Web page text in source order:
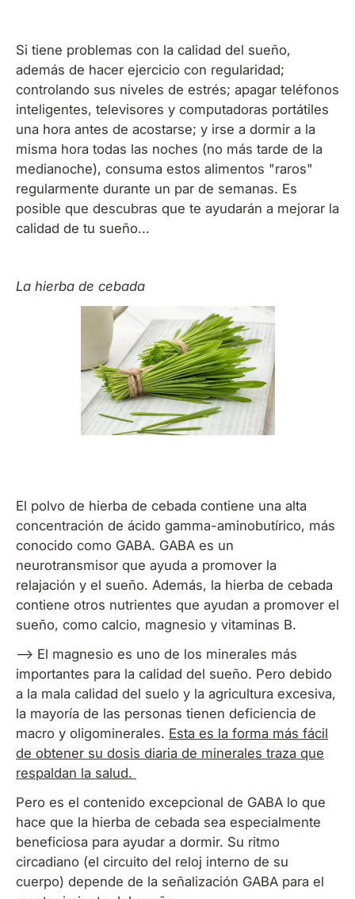
Si tiene problemas con la calidad del sueño,
además de hacer ejercicio con regularidad;
controlando sus niveles de estrés; apagar teléfonos
inteligentes, televisores y computadoras portátiles
una hora antes de acostarse; y irse a dormir a la
misma hora todas las noches (no más tarde de la
medianoche), consuma estos alimentos "raros"
regularmente durante un par de semanas. Es
posible que descubras que te ayudarán a mejorar la
calidad de tu sueño...
La hierba de cebada
El polvo de hierba de cebada contiene una alta
concentración de ácido gamma-aminobutírico, más
conocido como GABA. GABA es un
neurotransmisor que ayuda a promover la
relajación y el sueño. Además, la hierba de cebada
contiene otros nutrientes que ayudan a promover el
sueño, como calcio, magnesio y vitaminas B.
--> El magnesio es uno de los minerales más
importantes para la calidad del sueño. Pero debido
a la mala calidad del suelo y la agricultura excesiva,
la mayoría de las personas tienen deficiencia de
macro y oligominerales. Esta es la forma más fácil
de obtener su dosis diaria de minerales traza que
respaldan la salud.
Pero es el contenido excepcional de GABA lo que
hace que la hierba de cebada sea especialmente
beneficiosa para ayudar a dormir. Su ritmo
circadiano (el circuito del reloj interno de su
cuerpo) depende de la señalización GABA para el